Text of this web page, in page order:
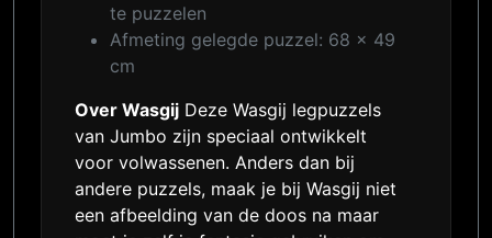
te puzzelen
Afmeting gelegde puzzel: 68 x 49
cm
Over Wasgij Deze Wasgij legpuzzels
van Jumbo zijn speciaal ontwikkelt
voor volwassenen. Anders dan bij
andere puzzels, maak je bij Wasgij niet
een afbeelding van de doos na maar